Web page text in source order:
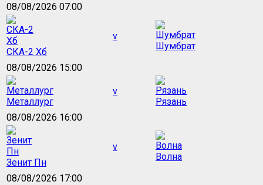
08/08/2026 07:00
СКА-2 Хб
v
Шумбрат
08/08/2026 15:00
Металлург
v
Рязань
08/08/2026 16:00
Зенит Пн
v
Волна
08/08/2026 17:00